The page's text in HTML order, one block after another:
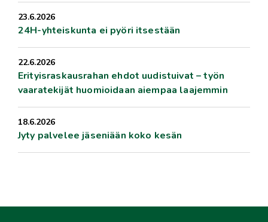
23.6.2026
24H-yhteiskunta ei pyöri itsestään
22.6.2026
Erityisraskausrahan ehdot uudistuivat – työn
vaaratekijät huomioidaan aiempaa laajemmin
18.6.2026
Jyty palvelee jäseniään koko kesän